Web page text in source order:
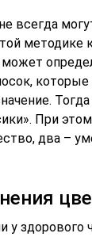
всегда
методике
может
которые
Тогда
При
два –
у здорового